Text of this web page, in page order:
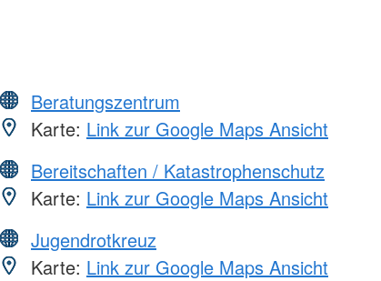
Beratungszentrum
Karte: Link zur Google Maps Ansicht
Bereitschaften / Katastrophenschutz
Karte: Link zur Google Maps Ansicht
Jugendrotkreuz
Karte: Link zur Google Maps Ansicht